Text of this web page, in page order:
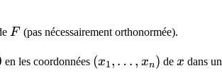
F
F (pas nécessairement orthonormée).
en les coordonnées (x_1,\ldots,x_n)
(x1, … , xn) de x
x dans